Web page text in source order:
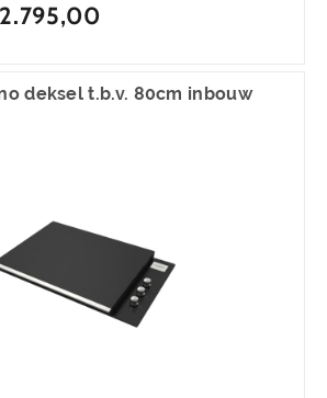
2.795,00
deksel t.b.v. 80cm inbouw